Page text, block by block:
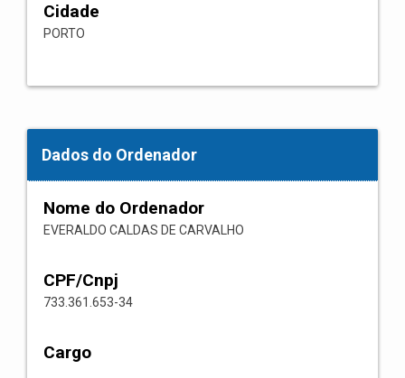
Cidade
PORTO
Dados do Ordenador
Nome do Ordenador
EVERALDO CALDAS DE CARVALHO
CPF/Cnpj
733.361.653-34
Cargo